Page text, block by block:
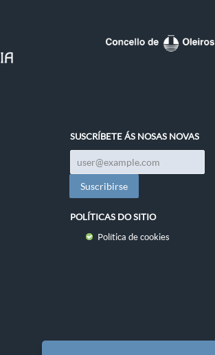
SUSCRÍBETE ÁS NOSAS NOVAS
POLÍTICAS DO SITIO
Política de cookies